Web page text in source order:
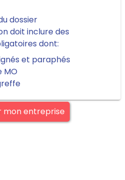
dossier
doit inclure des
dont:
et paraphés
MO
mon entreprise